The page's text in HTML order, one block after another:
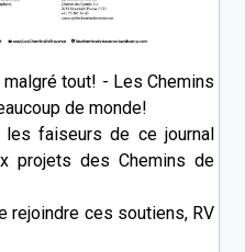
tout! - Les Chemins
de monde!
faiseurs de ce journal
projets des Chemins de
rejoindre ces soutiens, RV